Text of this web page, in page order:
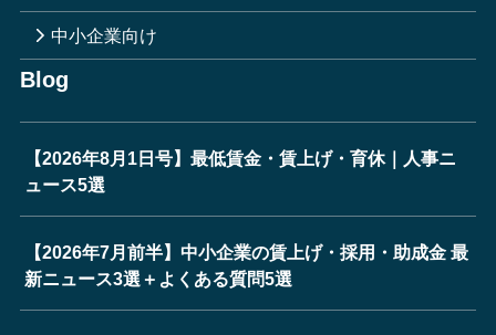
中小企業向け
Blog
【2026年8月1日号】最低賃金・賃上げ・育休｜人事ニ
ュース5選
【2026年7月前半】中小企業の賃上げ・採用・助成金 最
新ニュース3選＋よくある質問5選